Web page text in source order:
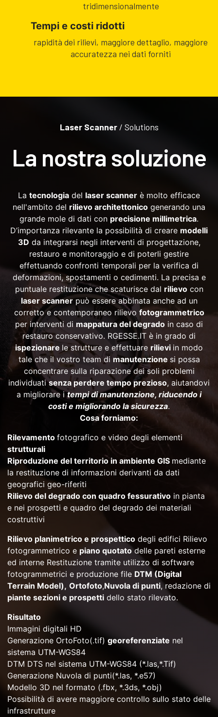
tridimensionalmente
Tempi e costi ridotti
rapidità dei rilievi, maggiore dettaglio, maggiore
accuratezza nei dati forniti
Laser Scanner / Solutions
La nostra soluzione
La tecnologia del laser scanner è molto efficace
nell'ambito del rilievo architettonico generando una
grande mole di dati con precisione millimetrica.
D’importanza rilevante la possibilità di creare modelli
3D da integrarsi negli interventi di progettazione,
restauro e monitoraggio e di poterli gestire
effettuando confronti temporali per la verifica di
deformazioni, spostamenti o cedimenti. La precisa e
puntuale restituzione che scaturisce dal rilievocon
laser scannerpuò essere abbinata anche ad un
corretto e contemporaneo rilievo fotogrammetrico
per interventi di mappatura del degrado in caso di
restauro conservativo. RGESSE.IT è in grado di
ispezionare le strutture e effettuare rilievi in modo
tale che il vostro team di manutenzione si possa
concentrare sulla riparazione dei soli problemi
individuatisenza perdere tempo prezioso, aiutandovi
a migliorare itempi di manutenzione, riducendo i
costi e migliorando la sicurezza.
Cosa forniamo:
Rilevamento fotografico e video degli elementi
strutturali
Riproduzione del territorio in ambiente GIS mediante
la restituzione di informazioni derivanti da dati
geografici geo-riferiti
Rilievo del degrado con quadro fessurativo in pianta
e nei prospetti e quadro del degrado dei materiali
costruttivi
Rilievo planimetrico e prospettico degli edifici Rilievo
fotogrammetrico e piano quotatodelle pareti esterne
ed interne Restituzione tramite utilizzo di software
fotogrammetrici e produzione file DTM (Digital
Terrain Model), Ortofoto,Nuvola di punti, redazione di
piante sezioni e prospetti dello stato rilevato.
Risultato
Immagini digitali HD
Generazione OrtoFoto(.tif) georeferenziate nel
sistema UTM-WGS84
DTM DTS nel sistema UTM-WGS84 (*.las,*.Tif)
Generazione Nuvola di punti(*.las, *.e57)
Modello 3D nel formato (.fbx, *.3ds, *.obj)
Possibilità di avere maggiore controllo sullo stato delle
infrastrutture